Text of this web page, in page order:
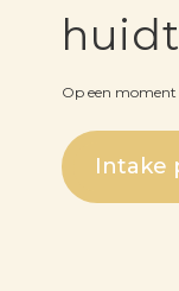
Op een
Intake